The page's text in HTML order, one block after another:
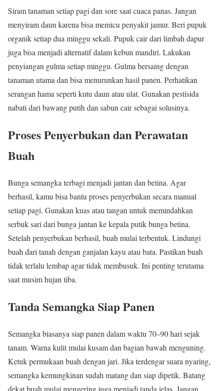
Siram tanaman setiap pagi dan sore saat cuaca panas. Jangan
menyiram daun karena bisa memicu penyakit jamur. Beri pupuk
organik setiap dua minggu sekali. Pupuk cair dari limbah dapur
juga bisa menjadi alternatif dalam kebun mandiri. Lakukan
penyiangan gulma setiap minggu. Gulma bersaing dengan
tanaman utama dan bisa menurunkan hasil panen. Perhatikan
serangan hama seperti kutu daun atau ulat. Gunakan pestisida
nabati dari bawang putih dan sabun cair sebagai solusinya.
Proses Penyerbukan dan Perawatan
Buah
Bunga semangka terbagi menjadi jantan dan betina. Agar
berhasil, kamu bisa bantu proses penyerbukan secara manual
setiap pagi. Gunakan kuas atau tangan untuk memindahkan
serbuk sari dari bunga jantan ke kepala putik bunga betina.
Setelah penyerbukan berhasil, buah mulai terbentuk. Lindungi
buah dari tanah dengan ganjalan kayu atau bata. Pastikan buah
tidak terlalu lembap agar tidak membusuk. Ini penting terutama
saat musim hujan tiba.
Tanda Semangka Siap Panen
Semangka biasanya siap panen dalam waktu 70–90 hari sejak
tanam. Warna kulit mulai kusam dan bagian bawah menguning.
Ketuk permukaan buah dengan jari. Jika terdengar suara nyaring,
semangka kemungkinan sudah matang dan siap dipetik. Batang
dekat buah mulai mengering juga menjadi tanda jelas. Jangan